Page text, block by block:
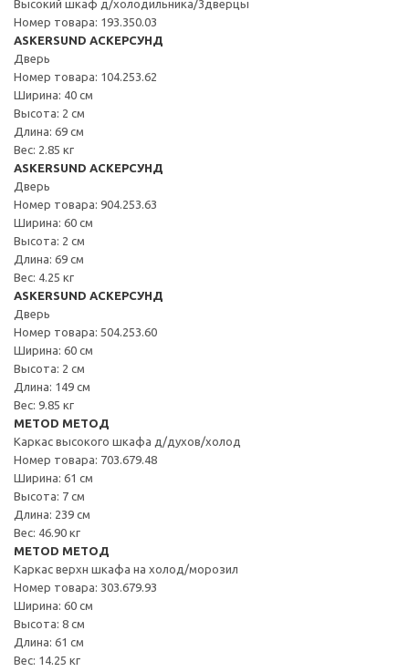
Высокий шкаф д/холодильника/3дверцы
Номер товара: 193.350.03
ASKERSUND АСКЕРСУНД
Дверь
Номер товара: 104.253.62
Ширина: 40 см
Высота: 2 см
Длина: 69 см
Вес: 2.85 кг
ASKERSUND АСКЕРСУНД
Дверь
Номер товара: 904.253.63
Ширина: 60 см
Высота: 2 см
Длина: 69 см
Вес: 4.25 кг
ASKERSUND АСКЕРСУНД
Дверь
Номер товара: 504.253.60
Ширина: 60 см
Высота: 2 см
Длина: 149 см
Вес: 9.85 кг
METOD МЕТОД
Каркас высокого шкафа д/духов/холод
Номер товара: 703.679.48
Ширина: 61 см
Высота: 7 см
Длина: 239 см
Вес: 46.90 кг
METOD МЕТОД
Каркас верхн шкафа на холод/морозил
Номер товара: 303.679.93
Ширина: 60 см
Высота: 8 см
Длина: 61 см
Вес: 14.25 кг